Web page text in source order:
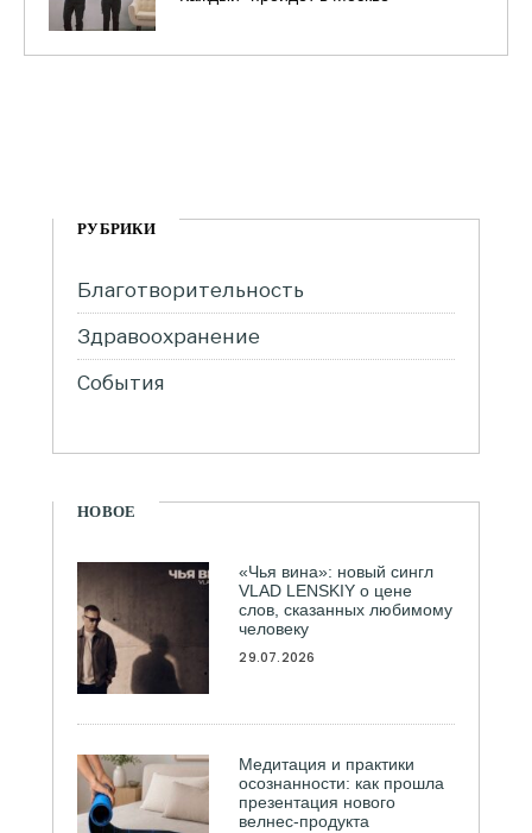
РУБРИКИ
Благотворительность
Здравоохранение
События
НОВОЕ
«Чья вина»: новый сингл
VLAD LENSKIY о цене
слов, сказанных любимому
человеку
29.07.2026
Медитация и практики
осознанности: как прошла
презентация нового
велнес-продукта